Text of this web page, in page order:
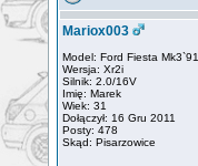
Mariox003
Model: Ford Fiesta Mk3`91
Wersja: Xr2i
Silnik: 2.0/16V
Imię: Marek
Wiek: 31
Dołączył: 16 Gru 2011
Posty: 478
Skąd: Pisarzowice